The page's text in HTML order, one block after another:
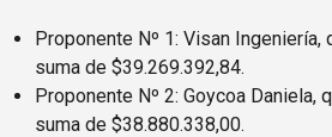
Proponente Nº 1: Visan Ingeniería,
suma de $39.269.392,84.
Proponente Nº 2: Goycoa Daniela,
suma de $38.880.338,00.